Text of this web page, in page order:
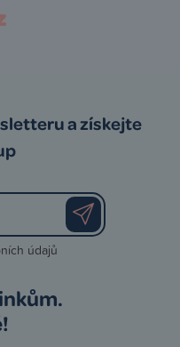
a získejte
údajů